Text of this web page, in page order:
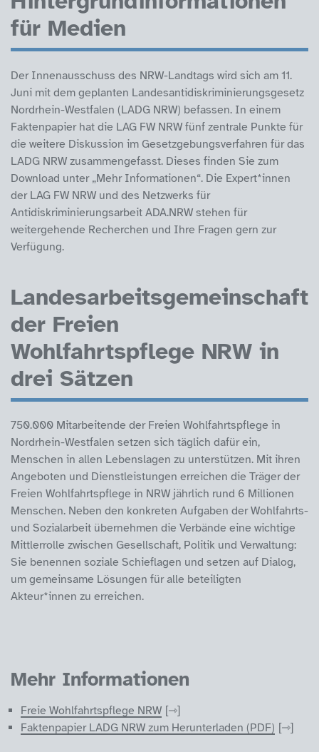
für Medien
Der Innenausschuss des NRW-Landtags wird sich am 11.
Juni mit dem geplanten Landesantidiskriminierungsgesetz
Nordrhein-Westfalen (LADG NRW) befassen. In einem
Faktenpapier hat die LAG FW NRW fünf zentrale Punkte für
die weitere Diskussion im Gesetzgebungsverfahren für das
LADG NRW zusammengefasst. Dieses finden Sie zum
Download unter „Mehr Informationen“. Die Expert*innen
der LAG FW NRW und des Netzwerks für
Antidiskriminierungsarbeit ADA.NRW stehen für
weitergehende Recherchen und Ihre Fragen gern zur
Verfügung.
Landesarbeitsgemeinschaft
der Freien
Wohlfahrtspflege NRW in
drei Sätzen
750.000 Mitarbeitende der Freien Wohlfahrtspflege in
Nordrhein-Westfalen setzen sich täglich dafür ein,
Menschen in allen Lebenslagen zu unterstützen. Mit ihren
Angeboten und Dienstleistungen erreichen die Träger der
Freien Wohlfahrtspflege in NRW jährlich rund 6 Millionen
Menschen. Neben den konkreten Aufgaben der Wohlfahrts-
und Sozialarbeit übernehmen die Verbände eine wichtige
Mittlerrolle zwischen Gesellschaft, Politik und Verwaltung:
Sie benennen soziale Schieflagen und setzen auf Dialog,
um gemeinsame Lösungen für alle beteiligten
Akteur*innen zu erreichen.
Mehr Informationen
Freie Wohlfahrtspflege NRW
Faktenpapier LADG NRW zum Herunterladen (PDF)